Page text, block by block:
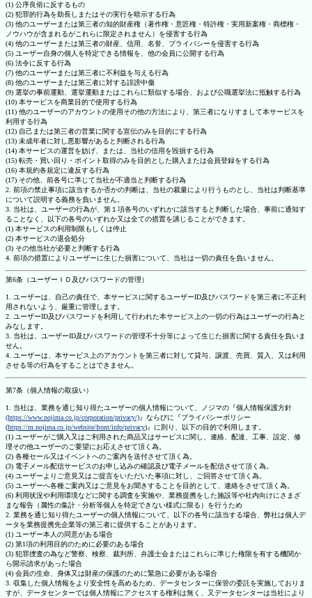
(1) 公序良俗に反するもの
(2) 犯罪的行為を助長しまたはその実行を暗示する行為
(3) 他のユーザーまたは第三者の知的財産権（著作権・意匠権・特許権・実用新案権・商標権・
ノウハウが含まれるがこれらに限定されません）を侵害する行為
(4) 他のユーザーまたは第三者の財産、信用、名誉、プライバシーを侵害する行為
(5) ユーザー自身の個人を特定できる情報を、他の会員に公開する行為
(6) 法令に反する行為
(7) 他のユーザーまたは第三者に不利益を与える行為
(8) 他のユーザーまたは第三者に対する誹謗中傷
(9) 選挙の事前運動、選挙運動またはこれらに類似する場合、および公職選挙法に抵触する行為
(10) 本サービスを商業目的で使用する行為
(11) 他のユーザーのアカウントの使用その他の方法により、第三者になりすまして本サービスを
利用する行為
(12) 自己または第三者の営業に関する宣伝のみを目的にする行為
(13) 未成年者に対し悪影響があると判断される行為
(14) 本サービスの運営を妨げ、または、当社の信用を毀損する行為
(15) 転売・買い回り・ポイント取得のみを目的とした購入または会員登録をする行為
(16) 本規約各規定に違反する行為
(17) その他、前各号に準じて当社が不適当と判断する行為
2. 前項の禁止事項に該当するか否かの判断は、当社の裁量により行うものとし、当社は判断基準
について説明する義務を負いません。
3. 当社は、ユーザーの行為が、第１項各号のいずれかに該当すると判断した場合、事前に通知す
ることなく、以下の各号のいずれか又は全ての措置を講じることができます。
(1) 本サービスの利用制限もしくは停止
(2) 本サービスの退会処分
(3) その他当社が必要と判断する行為
4. 前項の措置によりユーザーに生じた損害について、当社は一切の責任を負いません。
第6条（ユーザーＩＤ及びパスワードの管理）
1. ユーザーは、自己の責任で、本サービスに関するユーザーID及びパスワードを第三者に不正利
用されないよう、厳重に管理します。
2. ユーザーID及びパスワードを利用して行われた本サービス上の一切の行為はユーザーの行為と
みなします。
3. 当社は、ユーザーID及びパスワードの管理不十分等によって生じた損害に関する責任を負いま
せん。
4. ユーザーは、本サービス上のアカウントを第三者に対して貸与、譲渡、売買、質入、又は利用
させる等の行為をすることはできません。
第7条（個人情報の取扱い）
1. 当社は、業務を通じ知り得たユーザーの個人情報について、ノジマの『個人情報保護方針
(https://www.nojima.co.jp/corporation/privacy/)』ならびに『プライバシーポリシー
(https://m.nojima.co.jp/website/front/info/privacy)』に則り、以下の目的で利用します。
(1) ユーザーがご購入又はご利用された商品又はサービスに関し、連絡、配達、工事、設定、修
理その他ユーザーのご要望にお応えさせて頂く為。
(2) 各種セール又はイベントへのご案内を送付させて頂く為。
(3) 電子メール配信サービスのお申し込みの確認及び電子メールを配信させて頂く為。
(4) ユーザーよりご意見又はご提言をいただいた事項に対し、ご回答させて頂く為。
(5) ユーザーへ各種ご案内又はご意見をお聞きすることを目的として、連絡をさせて頂く為。
(6) 利用状況や利用環境などに関する調査を実施や、業務提携をした施設等や社内向けにさまざ
まな報告（属性の集計・分析等個人を特定できない様式に限る）を行うため
2. 業務を通じ知り得たユーザーの個人情報について、以下の各号に該当する場合、弊社は個人デ
ータを業務提携先企業等の第三者に提供することがあります。
(1) ユーザー本人の同意がある場合
(2) 第1項の利用目的のために必要のある場合
(3) 犯罪捜査の為など警察、検察、裁判所、弁護士会またはこれらに準じた権限を有する機関か
ら開示請求があった場合
(4) 会員の生命、身体又は財産の保護のために緊急に必要がある場合
3. 収集した個人情報をより安全性を高めるため、データセンターに保管の委託を実施しておりま
すが、データセンターでは個人情報にアクセスする権利は無く、又データセンターは当社により